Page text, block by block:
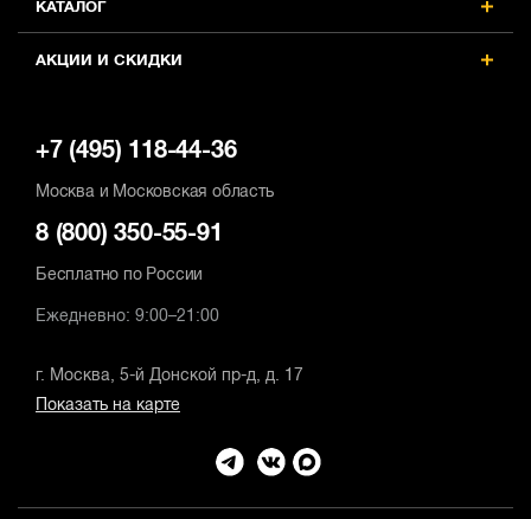
КАТАЛОГ
АКЦИИ И СКИДКИ
+7 (495) 118-44-36
Москва и Московская область
8 (800) 350-55-91
Бесплатно по России
Ежедневно: 9:00–21:00
г. Москва, 5-й Донской пр-д, д. 17
Показать на карте